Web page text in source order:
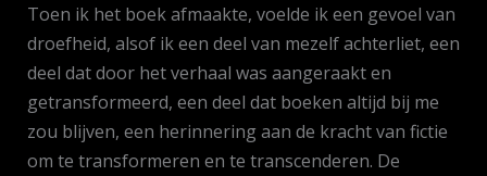
Toen ik het boek afmaakte, voelde ik een gevoel van
droefheid, alsof ik een deel van mezelf achterliet, een
deel dat door het verhaal was aangeraakt en
getransformeerd, een deel dat boeken altijd bij me
zou blijven, een herinnering aan de kracht van fictie
om te transformeren en te transcenderen. De